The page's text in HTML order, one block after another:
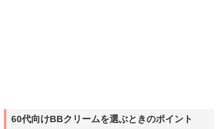
60代向けBBクリームを選ぶときのポイント